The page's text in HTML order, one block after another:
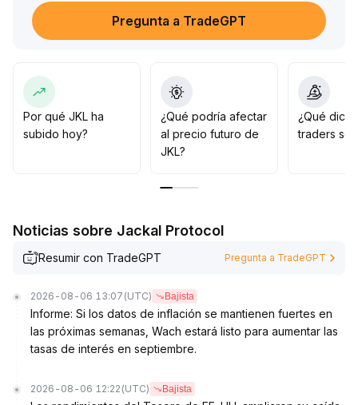
En el corto plazo, la liquidez es limitada y las órdenes
están concentradas en el libro de órdenes; cualquier
a falsos rompimientos y rápidas caídas
Se aconseja a los inversores vigilar estrictamente la
distribución de órdenes entre el soporte de 3,10 y la
resistencia de 3,36, ajustando dinámicamente la
proporción de posiciones y priorizando el control de
principios operativos fundamentales
Pregunta a TradeGPT
Por qué JKL ha
subido hoy?
¿Qué podría afectar
al precio futuro de
JKL?
¿Qué
traders
Noticias sobre Jackal Protocol
Resumir con TradeGPT Pregunta a TradeGPT
2026-08-06 13:07 (UTC) Bajista
Informe: Si los datos de inflación se mantienen fuertes en
las próximas semanas, Wach estará listo para aumentar las
tasas de interés en septiembre.
2026-08-06 12:22 (UTC) Bajista